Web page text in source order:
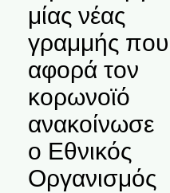
μίας νέας
γραμμής που
αφορά τον
κορωνοϊό
ανακοίνωσε
ο Εθνικός
Οργανισμός